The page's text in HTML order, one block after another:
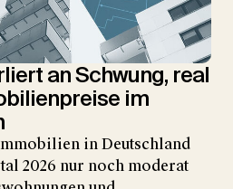
an Schwung, real
im
in Deutschland
2026 nur noch moderat